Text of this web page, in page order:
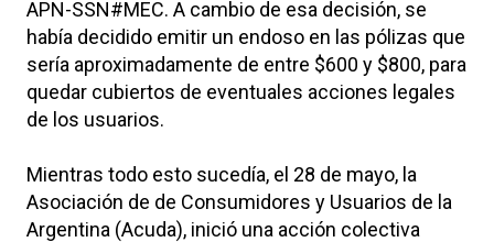
APN-SSN#MEC. A cambio de esa decisión, se
había decidido emitir un endoso en las pólizas que
sería aproximadamente de entre $600 y $800, para
quedar cubiertos de eventuales acciones legales
de los usuarios.
Mientras todo esto sucedía, el 28 de mayo, la
Asociación de de Consumidores y Usuarios de la
Argentina (Acuda), inició una acción colectiva